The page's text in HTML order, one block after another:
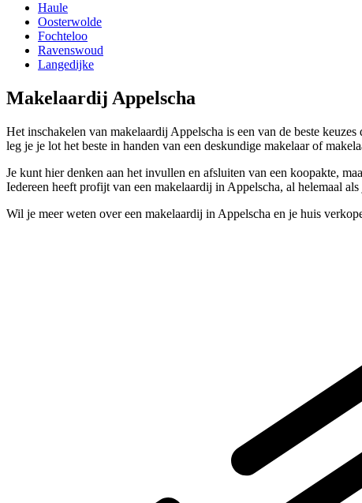
Haule
Oosterwolde
Fochteloo
Ravenswoud
Langedijke
Makelaardij Appelscha
Het inschakelen van makelaardij Appelscha is een van de beste
leg je je lot het beste in handen van een deskundige makelaar of
Je kunt hier denken aan het invullen en afsluiten van een koopakte,
Iedereen heeft profijt van een makelaardij in Appelscha, al helemaal
Wil je meer weten over een makelaardij in Appelscha en je huis